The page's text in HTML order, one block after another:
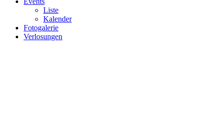
Liste
Kalender
Fotogalerie
Verlosungen